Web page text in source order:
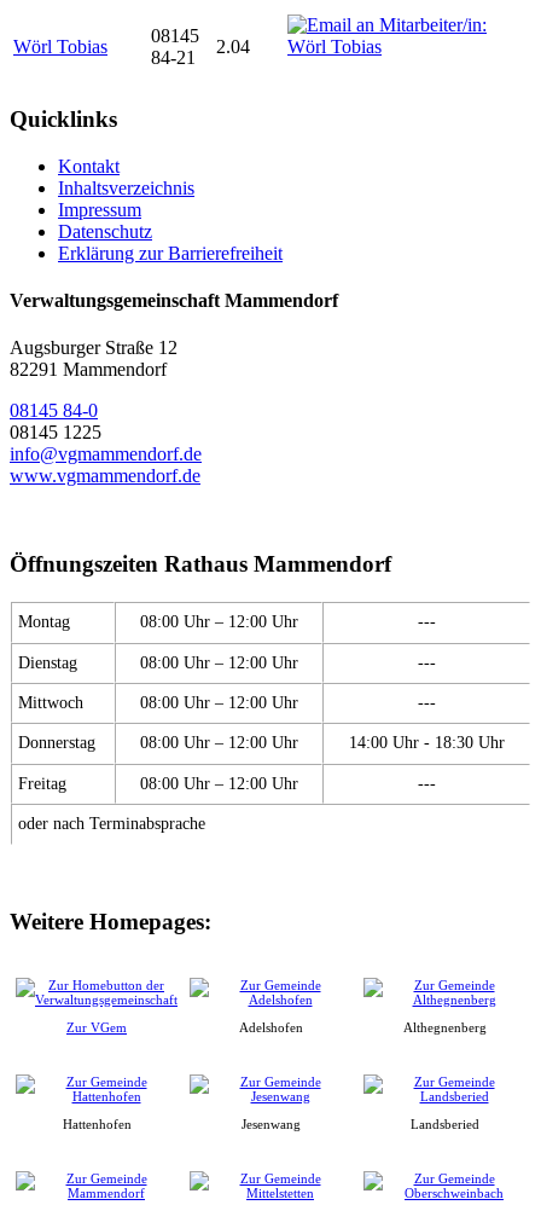
Wörl Tobias
08145
84-21
2.04
Quicklinks
Kontakt
Inhaltsverzeichnis
Impressum
Datenschutz
Erklärung zur Barrierefreiheit
Verwaltungsgemeinschaft Mammendorf
Augsburger Straße 12
82291 Mammendorf
08145 84-0
08145 1225
info@vgmammendorf.de
www.vgmammendorf.de
Öffnungszeiten Rathaus Mammendorf
Montag 08:00 Uhr – 12:00 Uhr ---
Dienstag 08:00 Uhr – 12:00 Uhr ---
Mittwoch 08:00 Uhr – 12:00 Uhr ---
Donnerstag 08:00 Uhr – 12:00 Uhr 14:00 Uhr - 18:30 Uhr
Freitag 08:00 Uhr – 12:00 Uhr ---
oder nach Terminabsprache
Weitere Homepages:
Zur VGem Adelshofen Althegnenberg
Hattenhofen Jesenwang Landsberied